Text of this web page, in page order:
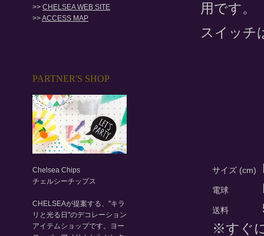
用です。
スイッチ
サイズ (cm)
電球
送料
※すぐ
>> CHELSEA WEB SITE
>>ACCESS MAP
PARTNER'S SHOP
Chelsea Chips
チェルシーチップス
CHELSEAが提案する、"キラ
リと光る日"のデコレーション
アイテムショップです。ヨー